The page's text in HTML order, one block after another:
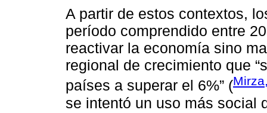
A partir de estos contextos,
período comprendido entre
reactivar la economía sino
regional de crecimiento que
países a superar el 6%” (
se intentó un uso más social